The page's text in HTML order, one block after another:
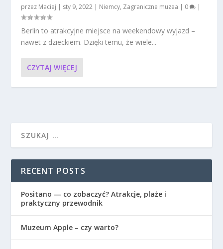
przez Maciej | sty 9, 2022 | Niemcy, Zagraniczne muzea | 0 |
Berlin to atrakcyjne miejsce na weekendowy wyjazd –
nawet z dzieckiem. Dzięki temu, że wiele...
CZYTAJ WIĘCEJ
RECENT POSTS
Positano — co zobaczyć? Atrakcje, plaże i
praktyczny przewodnik
Muzeum Apple – czy warto?